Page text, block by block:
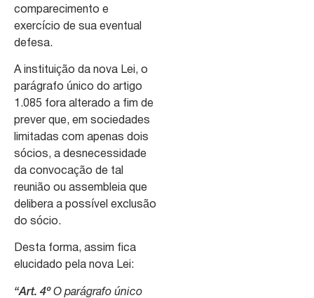
comparecimento e
exercício de sua eventual
defesa.
A instituição da nova Lei, o
parágrafo único do artigo
1.085 fora alterado a fim de
prever que, em sociedades
limitadas com apenas dois
sócios, a desnecessidade
da convocação de tal
reunião ou assembleia que
delibera a possível exclusão
do sócio.
Desta forma, assim fica
elucidado pela nova Lei:
“Art. 4ºO parágrafo único